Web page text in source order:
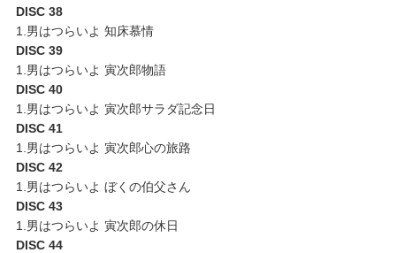
DISC 38
1.男はつらいよ 知床慕情
DISC 39
1.男はつらいよ 寅次郎物語
DISC 40
1.男はつらいよ 寅次郎サラダ記念日
DISC 41
1.男はつらいよ 寅次郎心の旅路
DISC 42
1.男はつらいよ ぼくの伯父さん
DISC 43
1.男はつらいよ 寅次郎の休日
DISC 44